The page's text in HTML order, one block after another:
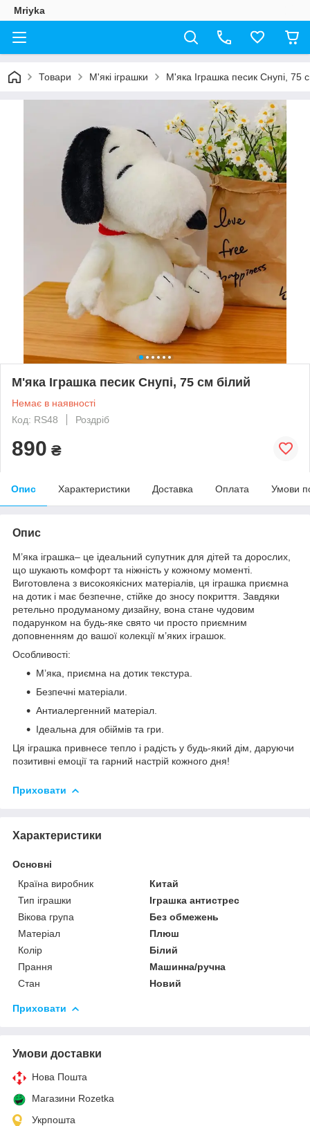
Mriyka
Товари М'які іграшки М'яка Іграшка песик Снупі, 75
М'яка Іграшка песик Снупі, 75 см білий
Немає в наявності
Код: RS48
Роздріб
890 ₴
Опис Характеристики Доставка Оплата Умови
Опис
М’яка іграшка– це ідеальний супутник для дітей та дорослих,
що шукають комфорт та ніжність у кожному моменті.
Виготовлена з високоякісних матеріалів, ця іграшка приємна
на дотик і має безпечне, стійке до зносу покриття. Завдяки
ретельно продуманому дизайну, вона стане чудовим
подарунком на будь-яке свято чи просто приємним
доповненням до вашої колекції м’яких іграшок.
Особливості:
М’яка, приємна на дотик текстура.
Безпечні матеріали.
Антиалергенний матеріал.
Ідеальна для обіймів та гри.
Ця іграшка привнесе тепло і радість у будь-який дім, даруючи
позитивні емоції та гарний настрій кожного дня!
Приховати
Характеристики
Основні
Країна виробник
Китай
Тип іграшки
Іграшка антистрес
Вікова група
Без обмежень
Матеріал
Плюш
Колір
Білий
Прання
Машинна/ручна
Стан
Новий
Приховати
Умови доставки
Нова Пошта
Магазини Rozetka
Укрпошта